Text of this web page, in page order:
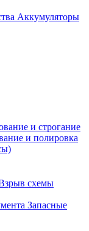
Аккумуляторы
и строгание
и полировка
схемы
Запасные